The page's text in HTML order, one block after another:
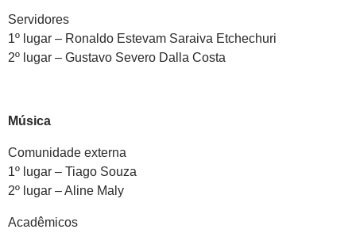
Servidores
1º lugar – Ronaldo Estevam Saraiva Etchechuri
2º lugar – Gustavo Severo Dalla Costa
Música
Comunidade externa
1º lugar – Tiago Souza
2º lugar – Aline Maly
Acadêmicos